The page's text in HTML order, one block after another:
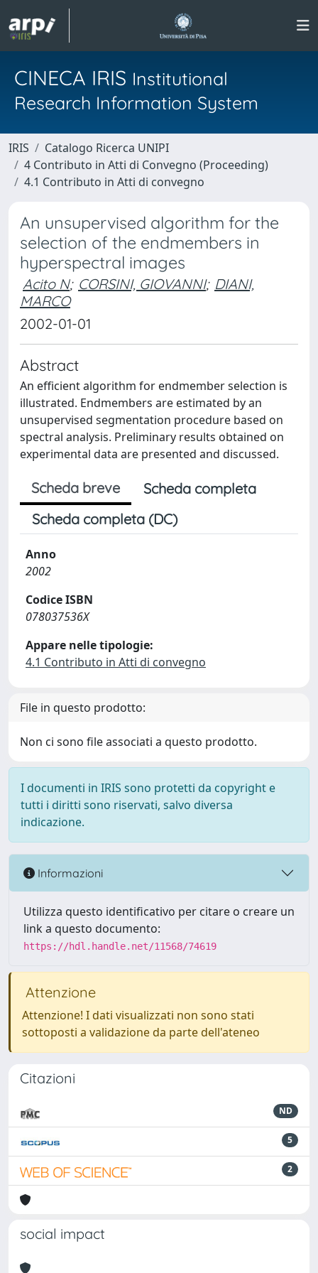
CINECA IRIS Institutional
Research Information System
IRIS
Catalogo Ricerca UNIPI
4 Contributo in Atti di Convegno (Proceeding)
4.1 Contributo in Atti di convegno
An unsupervised algorithm for the
selection of the endmembers in
hyperspectral images
Acito N; CORSINI, GIOVANNI; DIANI,
MARCO
2002-01-01
Abstract
An efficient algorithm for endmember selection is
illustrated. Endmembers are estimated by an
unsupervised segmentation procedure based on
spectral analysis. Preliminary results obtained on
experimental data are presented and discussed.
Scheda breve
Scheda completa
Scheda completa (DC)
Anno
2002
Codice ISBN
078037536X
Appare nelle tipologie:
4.1 Contributo in Atti di convegno
File in questo prodotto:
Non ci sono file associati a questo prodotto.
I documenti in IRIS sono protetti da copyright e
tutti i diritti sono riservati, salvo diversa
indicazione.
Informazioni
Utilizza questo identificativo per citare o creare un
link a questo documento:
https://hdl.handle.net/11568/74619
Attenzione
Attenzione! I dati visualizzati non sono stati
sottoposti a validazione da parte dell'ateneo
Citazioni
ND
5
2
social impact